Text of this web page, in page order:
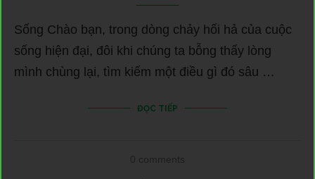
Sống Chào bạn, trong dòng chảy hối hả của cuộc
sống hiện đại, đôi khi chúng ta bỗng thấy lòng
mình chùng lại, tìm kiếm một điều gì đó sâu …
ĐỌC TIẾP
0 comments